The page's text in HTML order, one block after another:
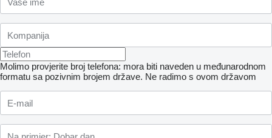
Molimo provjerite broj telefona: mora biti naveden u međunarodnom
formatu sa pozivnim brojem države. Ne radimo s ovom državom